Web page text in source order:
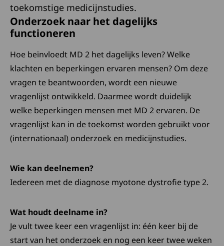
toekomstige medicijnstudies.
Onderzoek naar het dagelijks
functioneren
Hoe beïnvloedt MD 2 het dagelijks leven? Welke
klachten en beperkingen ervaren mensen? Om deze
vragen te beantwoorden, wordt een nieuwe
vragenlijst ontwikkeld. Daarmee wordt duidelijk
welke beperkingen mensen met MD 2 ervaren. De
vragenlijst kan in de toekomst worden gebruikt voor
(internationaal) onderzoek en medicijnstudies.
Wie kan deelnemen?
Iedereen met de diagnose myotone dystrofie type 2.
Wat houdt deelname in?
Je vult twee keer een vragenlijst in: één keer bij de
start van het onderzoek en nog een keer twee weken